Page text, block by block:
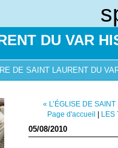
DU VAR
DE SAINT LAURENT DU
« L’ÉGLISE DE
Page d'accueil | LES
05/08/2010